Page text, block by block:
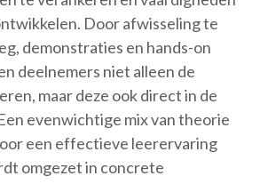
Door afwisseling te
demonstraties en hands-on
deelnemers niet alleen de
maar deze ook direct in de
evenwichtige mix van theorie
een effectieve leerervaring
omgezet in concrete